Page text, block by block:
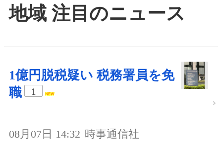
地域 注目のニュース
1億円脱税疑い 税務署員を免
職
1
08月07日 14:32 時事通信社